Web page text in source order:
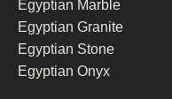
1
Egyptian Marble
Egyptian Granite
Egyptian Stone
Egyptian Onyx